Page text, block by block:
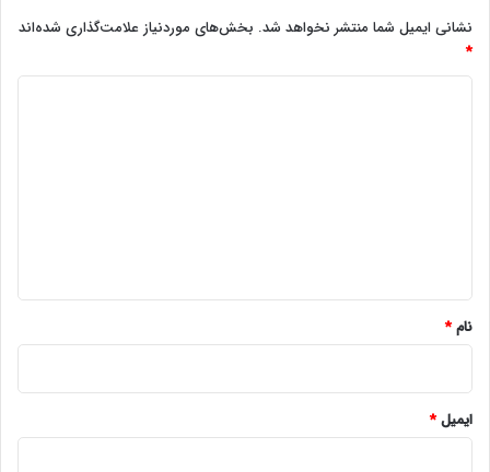
نشانی ایمیل شما منتشر نخواهد شد. بخش‌های موردنیاز علامت‌گذاری شده‌اند
*
نام*
ایمیل*